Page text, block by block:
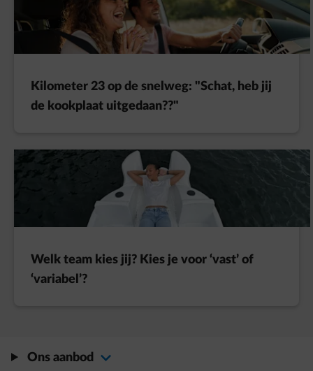
Kilometer 23 op de snelweg: "Schat, heb jij
de kookplaat uitgedaan??"
Welk team kies jij? Kies je voor ‘vast’ of
‘variabel’?
Ons aanbod